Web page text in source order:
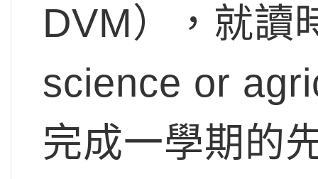
DVM），就讀
science or
完成一學期的